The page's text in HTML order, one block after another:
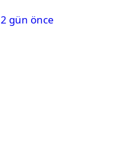
2 gün önce